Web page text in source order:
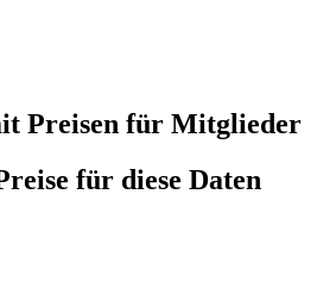
Preisen für Mitglieder
für diese Daten